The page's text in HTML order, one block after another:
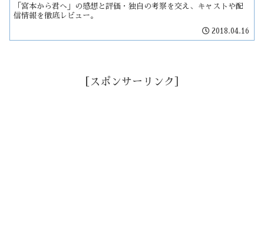
「宮本から君へ」の感想と評価・独自の考察を交え、キャストや配
信情報を徹底レビュー。
2018.04.16
［スポンサーリンク］